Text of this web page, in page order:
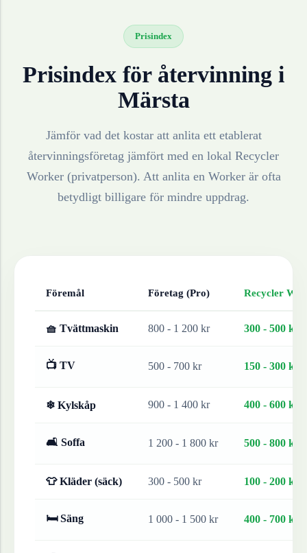
Prisindex
Prisindex för återvinning i
Märsta
Jämför vad det kostar att anlita ett etablerat
återvinningsföretag jämfört med en lokal Recycler
Worker (privatperson). Att anlita en Worker är ofta
betydligt billigare för mindre uppdrag.
Föremål Företag (Pro) Recycler
🧺 Tvättmaskin 800 - 1 200 kr 300 - 500 kr
📺 TV 500 - 700 kr 150 - 300 kr
❄ Kylskåp 900 - 1 400 kr 400 - 600 kr
🛋 Soffa 1 200 - 1 800 kr 500 - 800 kr
👕 Kläder (säck) 300 - 500 kr 100 - 200 kr
🛏 Säng 1 000 - 1 500 kr 400 - 700 kr